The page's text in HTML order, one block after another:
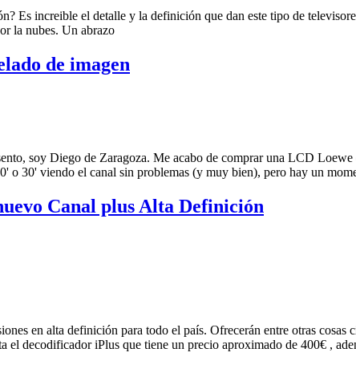
Es increible el detalle y la definición que dan este tipo de
la nubes. Un abrazo
de imagen
soy Diego de Zaragoza. Me acabo de comprar una LCD
o 30' viendo el canal sin problemas (y muy bien), pero hay un
Canal plus Alta Definición
en alta definición para todo el país. Ofrecerán entre otras
el decodificador iPlus que tiene un precio aproximado de 400€ ,